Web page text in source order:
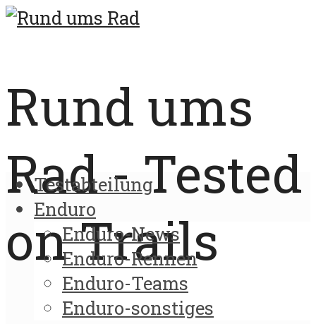
Rund ums
Rad - Tested
on Trails
Testabteilung
Enduro
Enduro-News
Enduro-Rennen
Enduro-Teams
Enduro-sonstiges